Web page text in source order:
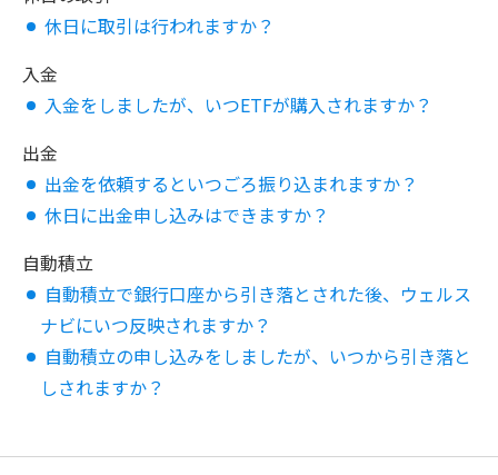
休日に取引は行われますか？
入金
入金をしましたが、いつETFが購入されますか？
出金
出金を依頼するといつごろ振り込まれますか？
休日に出金申し込みはできますか？
自動積立
自動積立で銀行口座から引き落とされた後、ウェルス
ナビにいつ反映されますか？
自動積立の申し込みをしましたが、いつから引き落と
しされますか？